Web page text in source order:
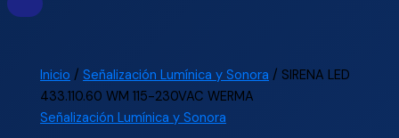
Inicio /Señalización Lumínica y Sonora / SIRENA LED
433.110.60 WM 115-230VAC WERMA
Señalización Lumínica y Sonora